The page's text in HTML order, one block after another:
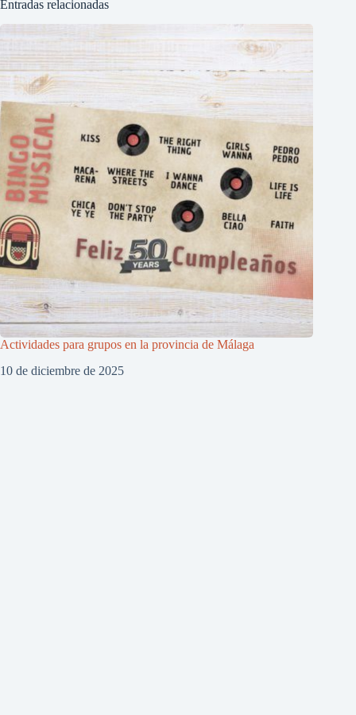
Entradas relacionadas
Actividades para grupos en la provincia de Málaga
10 de diciembre de 2025